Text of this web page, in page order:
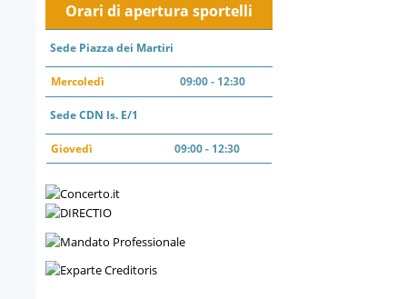
Orari di apertura sportelli
Sede Piazza dei Martiri
Mercoledì 09:00 - 12:30
Sede CDN Is. E/1
Giovedì 09:00 - 12:30